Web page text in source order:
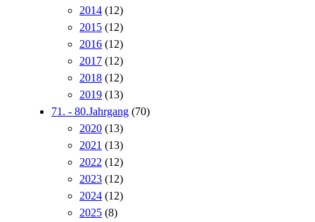
2014 (12)
2015 (12)
2016 (12)
2017 (12)
2018 (12)
2019 (13)
71. - 80.Jahrgang (70)
2020 (13)
2021 (13)
2022 (12)
2023 (12)
2024 (12)
2025 (8)